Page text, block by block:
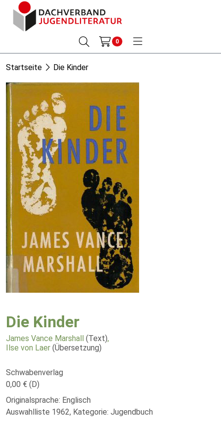
0
Startseite Die Kinder
Die Kinder
James Vance Marshall (Text),
Ilse von Laer (Übersetzung)
Schwabenverlag
0,00 € (D)
Originalsprache: Englisch
Auswahlliste 1962, Kategorie: Jugendbuch